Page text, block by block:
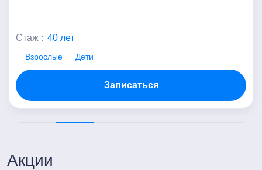
Стаж : 40 лет
Взрослые Дети
Записаться
Акции